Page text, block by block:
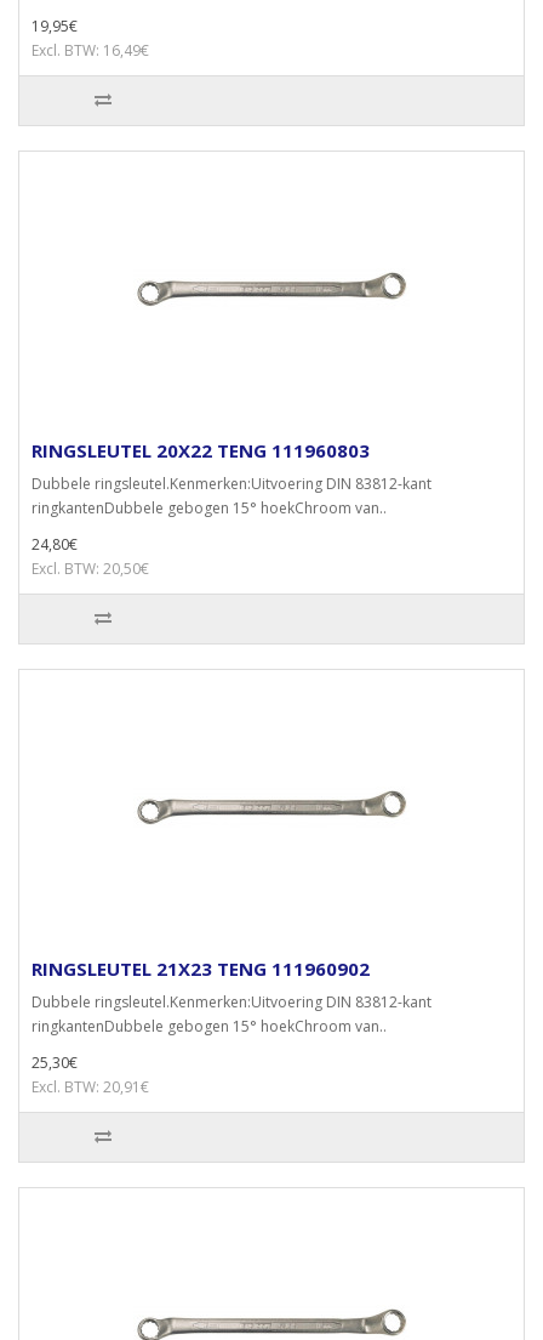
19,95€
Excl. BTW: 16,49€
RINGSLEUTEL 20X22 TENG 111960803
Dubbele ringsleutel.Kenmerken:Uitvoering DIN 83812-kant
ringkantenDubbele gebogen 15° hoekChroom van..
24,80€
Excl. BTW: 20,50€
RINGSLEUTEL 21X23 TENG 111960902
Dubbele ringsleutel.Kenmerken:Uitvoering DIN 83812-kant
ringkantenDubbele gebogen 15° hoekChroom van..
25,30€
Excl. BTW: 20,91€